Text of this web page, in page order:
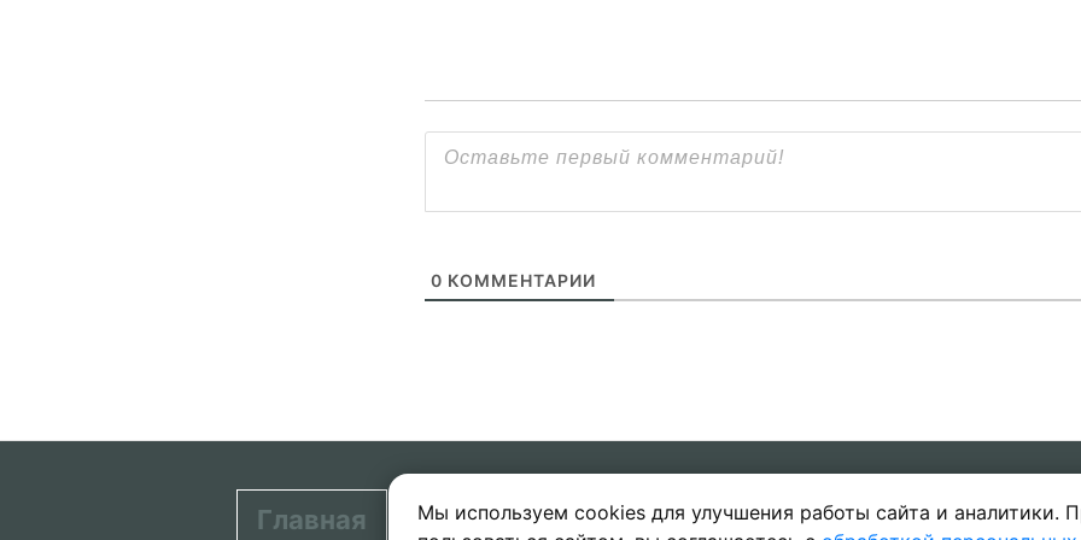
Мы используем cookies для улучшения работы сайта и аналитики.
0 КОММЕНТАРИИ
Главная Контакты Политика в отношении обработки